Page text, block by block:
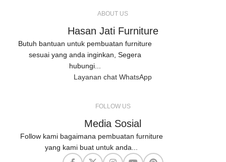
ABOUT US
Hasan Jati Furniture
Butuh bantuan untuk pembuatan furniture
sesuai yang anda inginkan, Segera
hubungi...
Layanan chat WhatsApp
FOLLOW US
Media Sosial
Follow kami bagaimana pembuatan furniture
yang kami buat untuk anda...